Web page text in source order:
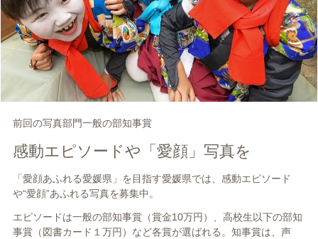
前回の写真部門一般の部知事賞
感動エピソードや「愛顔」写真を
「愛顔あふれる愛媛県」を目指す愛媛県では、感動エピソード
や“愛顔”あふれる写真を募集中。
エピソードは一般の部知事賞（賞金10万円）、高校生以下の部知
事賞（図書カード１万円）など各賞が選ばれる。知事賞は、声